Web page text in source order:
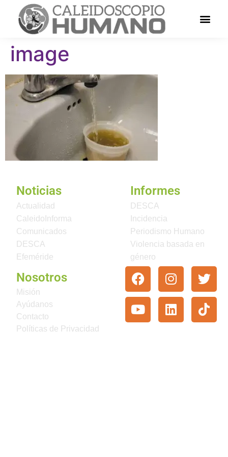
image
Noticias
Actualidad
CaleidoInforma
Comunicados
DESCA
Efeméride
Informes
DESCA
Incidencia
Periodismo Humano
Violencia basada en
género
Nosotros
Misión
Ayúdanos
Contacto
Políticas de Privacidad